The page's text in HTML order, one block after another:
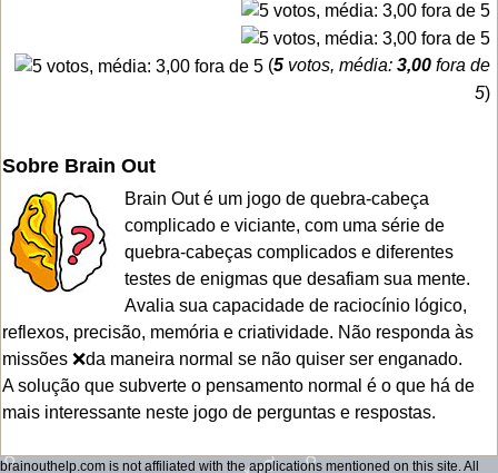
(5 votos, média: 3,00 fora de
5)
Sobre Brain Out
Brain Out é um jogo de quebra-cabeça
complicado e viciante, com uma série de
quebra-cabeças complicados e diferentes
testes de enigmas que desafiam sua mente.
Avalia sua capacidade de raciocínio lógico,
reflexos, precisão, memória e criatividade. Não responda às
missões ❌da maneira normal se não quiser ser enganado.
A solução que subverte o pensamento normal é o que há de
mais interessante neste jogo de perguntas e respostas.
brainouthelp.com is not affiliated with the applications mentioned on this site. All